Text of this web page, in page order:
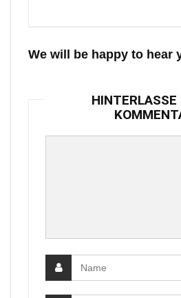
We will be happy to hear
HINTERLASSE